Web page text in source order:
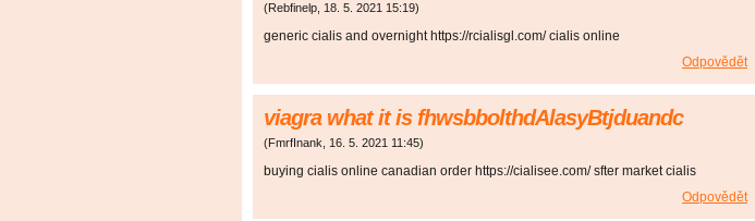
(Rebfinelp 18. 5. 2021 15:19)
generic cialis and overnight https://rcialisgl.com/ cialis online
Odpovědět
viagra what it is fhwsbbolthdAlasyBtjduandc
(FmrfInank 16. 5. 2021 11:45)
buying cialis online canadian order https://cialisee.com/ sfter market cialis
Odpovědět